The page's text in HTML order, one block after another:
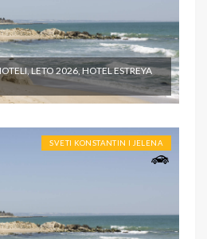
LETO 2026, HOTEL ESTREYA
SVETI KONSTANTIN I JELENA